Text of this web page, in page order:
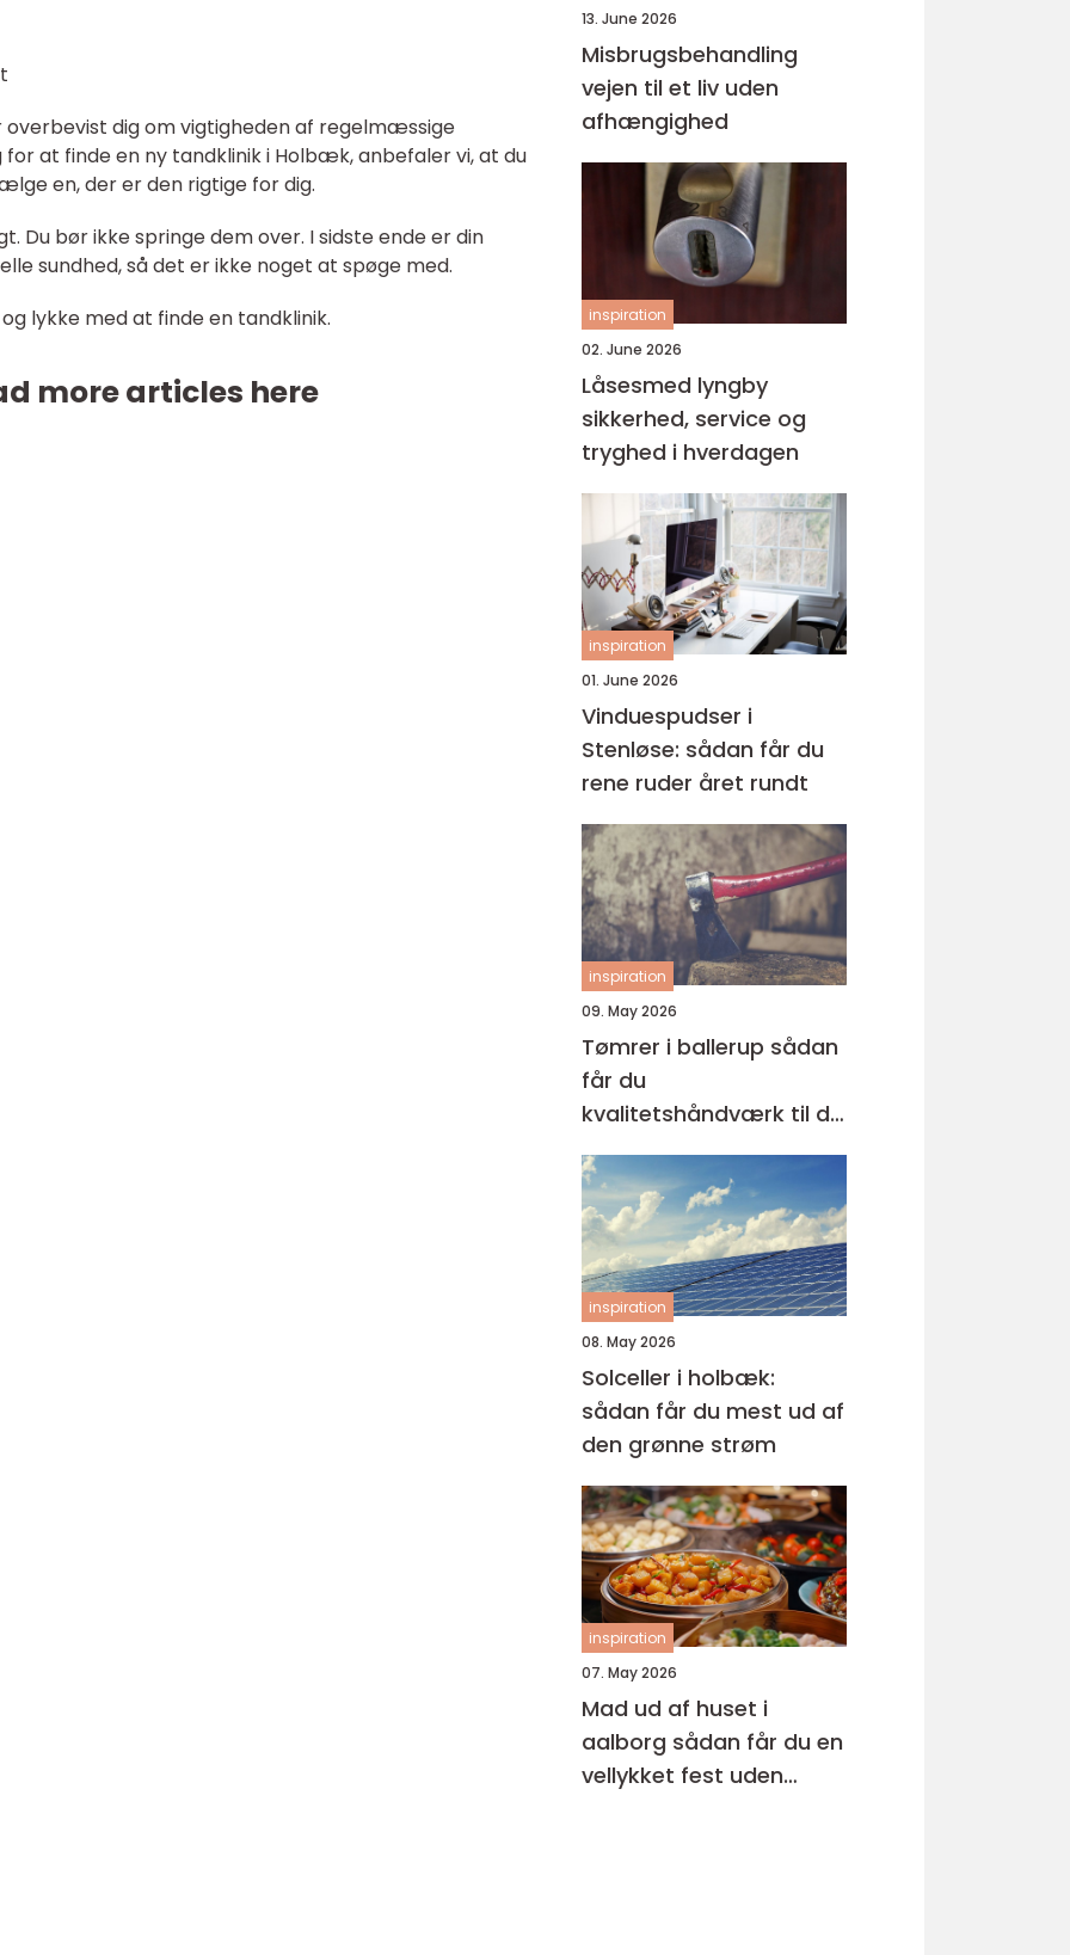
dig om vigtigheden af regelmæssige
at finde en ny tandklinik i Holbæk, anbefaler vi, at du
en, der er den rigtige for dig.
Du bør ikke springe dem over. I sidste ende er din
sundhed, så det er ikke noget at spøge med.
lykke med at finde en tandklinik.
more articles here
13. June 2026
Misbrugsbehandling
vejen til et liv uden
afhængighed
inspiration
02. June 2026
Låsesmed lyngby
sikkerhed, service og
tryghed i hverdagen
inspiration
01. June 2026
Vinduespudser i
Stenløse: sådan får du
rene ruder året rundt
inspiration
09. May 2026
Tømrer i ballerup sådan
får du
kvalitetshåndværk til dit
næste projekt
inspiration
08. May 2026
Solceller i holbæk:
sådan får du mest ud af
den grønne strøm
inspiration
07. May 2026
Mad ud af huset i
aalborg sådan får du en
vellykket fest uden